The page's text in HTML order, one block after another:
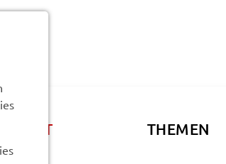
THEMEN